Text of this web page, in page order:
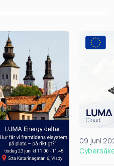
09 juni